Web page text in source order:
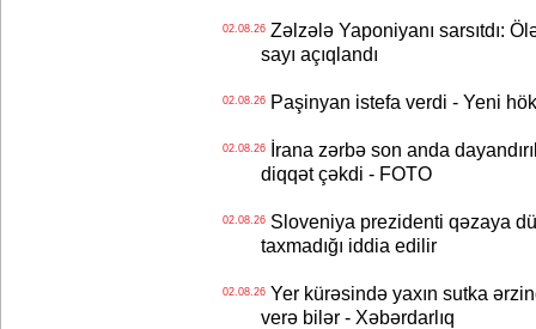
02.08.26Zəlzələ Yaponiyanı sarsıtdı:
sayı açıqlandı
02.08.26Paşinyan istefa verdi - Yeni
02.08.26İrana zərbə son anda
diqqət çəkdi - FOTO
02.08.26Sloveniya prezidenti qəzaya
taxmadığı iddia edilir
02.08.26Yer kürəsində yaxın sutka
verə bilər - Xəbərdarlıq